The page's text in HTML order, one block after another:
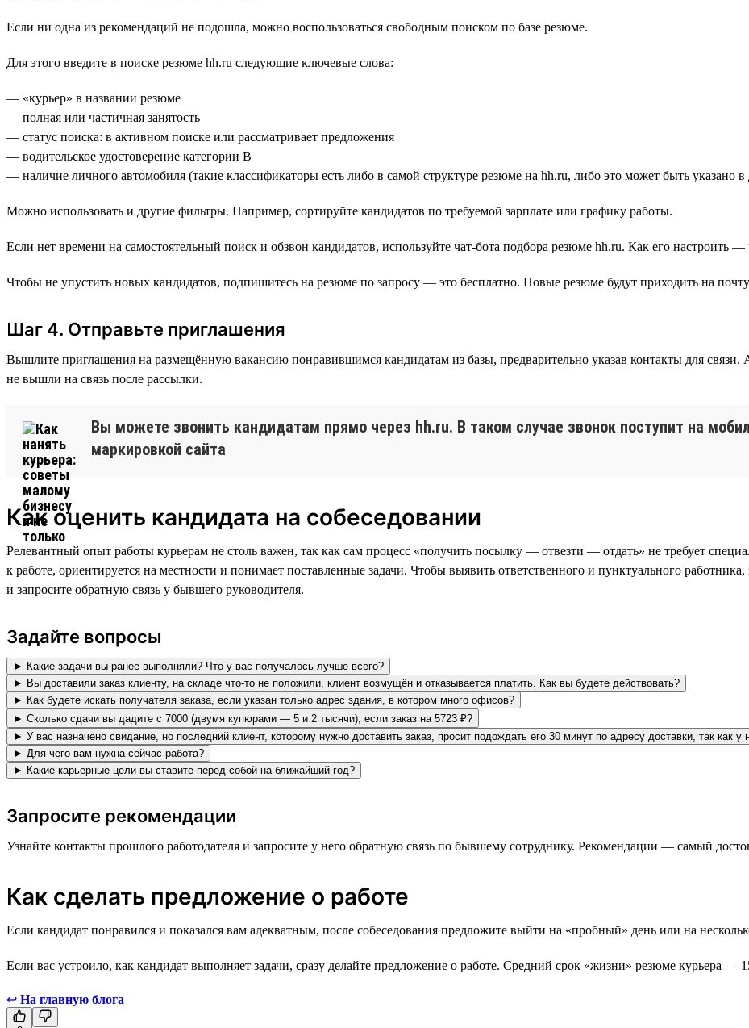
Если ни одна из рекомендаций не подошла, можно воспользоваться свободным поиском по базе резюме.
Для этого введите в поиске резюме hh.ru следующие ключевые слова:
— «курьер» в названии резюме
— полная или частичная занятость
— статус поиска: в активном поиске или рассматривает предложения
— водительское удостоверение категории В
— наличие личного автомобиля (такие классификаторы есть либо в самой структуре резюме на hh.ru, либо это может быть
Можно использовать и другие фильтры. Например, сортируйте кандидатов по требуемой зарплате или графику работы.
Если нет времени на самостоятельный поиск и обзвон кандидатов, используйте чат-бота подбора резюме hh.ru. Как его настроить —
Чтобы не упустить новых кандидатов, подпишитесь на резюме по запросу — это бесплатно. Новые резюме будут приходить на
Шаг 4. Отправьте приглашения
Вышлите приглашения на размещённую вакансию понравившимся кандидатам из базы, предварительно указав контакты для связи.
не вышли на связь после рассылки.
Вы можете звонить кандидатам прямо через hh.ru. В таком случае звонок поступит на
маркировкой сайта
Как оценить кандидата на собеседовании
Релевантный опыт работы курьерам не столь важен, так как сам процесс «получить посылку — отвезти — отдать» не требует
к работе, ориентируется на местности и понимает поставленные задачи. Чтобы выявить ответственного и пунктуального
и запросите обратную связь у бывшего руководителя.
Задайте вопросы
► Какие задачи вы ранее выполняли? Что у вас получалось лучше всего?
► Вы доставили заказ клиенту, на складе что-то не положили, клиент возмущён и отказывается платить. Как вы будете действовать?
► Как будете искать получателя заказа, если указан только адрес здания, в котором много офисов?
► Сколько сдачи вы дадите с 7000 (двумя купюрами — 5 и 2 тысячи), если заказ на 5723 ₽?
► У вас назначено свидание, но последний клиент, которому нужно доставить заказ, просит подождать его 30 минут по адресу доставки, так как
► Для чего вам нужна сейчас работа?
► Какие карьерные цели вы ставите перед собой на ближайший год?
Запросите рекомендации
Узнайте контакты прошлого работодателя и запросите у него обратную связь по бывшему сотруднику. Рекомендации — самый
Как сделать предложение о работе
Если кандидат понравился и показался вам адекватным, после собеседования предложите выйти на «пробный» день или на
Если вас устроило, как кандидат выполняет задачи, сразу делайте предложение о работе. Средний срок «жизни» резюме курьера
↩ На главную блога